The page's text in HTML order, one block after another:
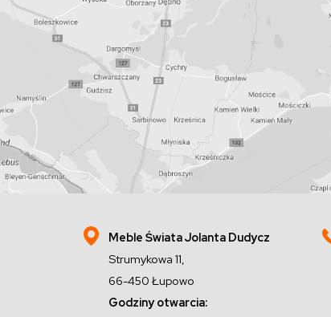
Meble Świata Jolanta Dudycz
Strumykowa 11,
66-450 Łupowo
Godziny otwarcia: